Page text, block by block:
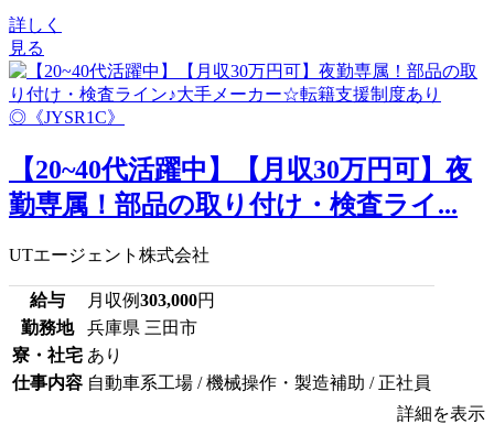
詳しく
見る
【20~40代活躍中】【月収30万円可】夜
勤専属！部品の取り付け・検査ライ...
UTエージェント株式会社
給与 月収例303,000円
勤務地
兵庫県 三田市
寮・社宅 あり
仕事内容 自動車系工場 / 機械操作・製造補助 / 正社員
詳細を表示